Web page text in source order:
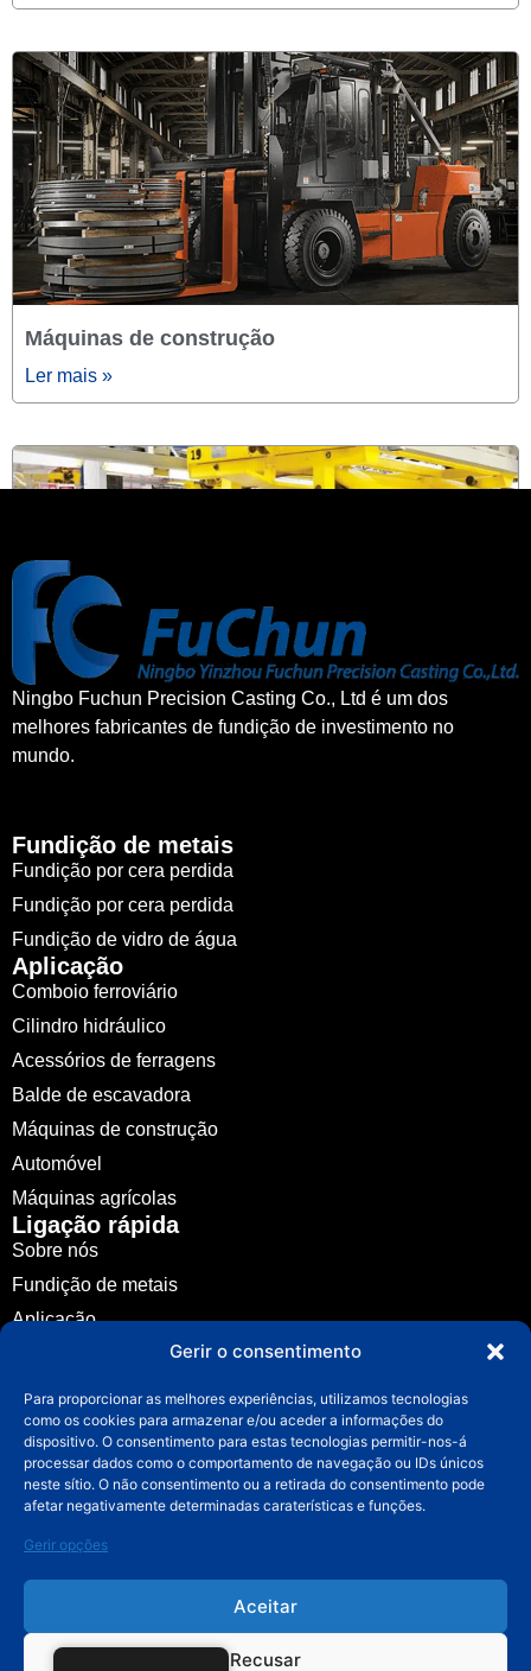
Gerir o consentimento
Para proporcionar as melhores experiências, utilizamos tecnologias
como os cookies para armazenar e/ou aceder a informações do
dispositivo. O consentimento para estas tecnologias permitir-nos-á
processar dados como o comportamento de navegação ou IDs únicos
neste sítio. O não consentimento ou a retirada do consentimento pode
afetar negativamente determinadas caraterísticas e funções.
Gerir opções
Aceitar
Recusar
Máquinas de construção
Ler mais »
Automóvel
Máquinas agrícolas
Ler mais »
Ningbo Fuchun Precision Casting Co., Ltd é um dos
melhores fabricantes de fundição de investimento no
mundo.
Fundição de metais
Fundição por cera perdida
Fundição por cera perdida
Fundição de vidro de água
Aplicação
Comboio ferroviário
Cilindro hidráulico
Acessórios de ferragens
Balde de escavadora
Máquinas de construção
Automóvel
Máquinas agrícolas
Ligação rápida
Sobre nós
Fundição de metais
Aplicação
Contacto
Contacto
info@fuchuncasting.com
0086-574-89017169
Aldeia de Lixie, cidade de Hengxi, distrito de Yinzhou,
Ningbo, Zhejiang, China
Direitos de autor © 2025, FUCHUN Precision Casting CO.,